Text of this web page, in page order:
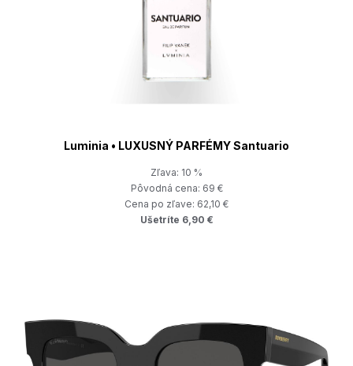
Luminia • LUXUSNÝ PARFÉMY Santuario
Zľava: 10 %
Pôvodná cena: 69 €
Cena po zľave: 62,10 €
Ušetríte 6,90 €